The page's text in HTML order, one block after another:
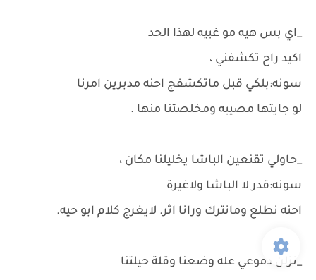
_اي بس هيه مو غبيه لهذا الحد
اكيد راح تكشفني ،
سونه:بلكي قبل ماتكشفج احنه مدبرين امرنا
لو جايتها مصيبه ومخلصتنا منها .
_حاولي تقنعين الباشا يخليلنا مكان ،
سونه:قدر لا الباشا ولاغيرة
احنه نطلع ومانترك ورانا اثر. لايغرج كلام ابو حيه.
_نزلن دموعي عله وضعنا وقلة حيلتنا